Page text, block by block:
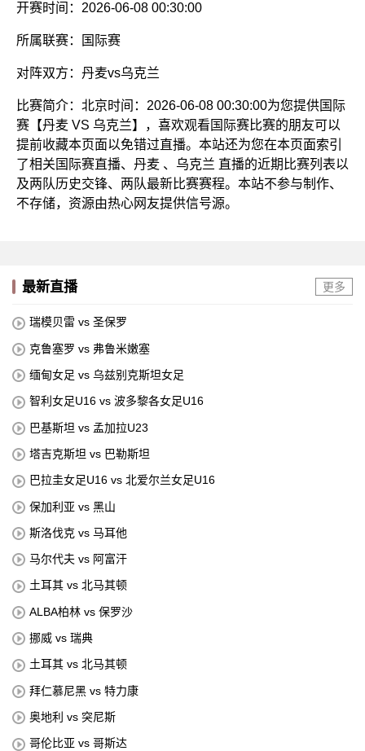
开赛时间：2026-06-08 00:30:00
所属联赛： 国际赛
对阵双方：丹麦vs乌克兰
比赛简介：北京时间：2026-06-08 00:30:00为您提供国际
赛【丹麦 VS 乌克兰】，喜欢观看国际赛比赛的朋友可以
提前收藏本页面以免错过直播。本站还为您在本页面索引
了相关国际赛直播、丹麦 、乌克兰 直播的近期比赛列表以
及两队历史交锋、两队最新比赛赛程。本站不参与制作、
不存储，资源由热心网友提供信号源。
最新直播 更多
瑞模贝雷 vs 圣保罗
克鲁塞罗 vs 弗鲁米嫩塞
缅甸女足 vs 乌兹别克斯坦女足
智利女足U16 vs 波多黎各女足U16
巴基斯坦 vs 孟加拉U23
塔吉克斯坦 vs 巴勒斯坦
巴拉圭女足U16 vs 北爱尔兰女足U16
保加利亚 vs 黑山
斯洛伐克 vs 马耳他
马尔代夫 vs 阿富汗
土耳其 vs 北马其顿
ALBA柏林 vs 保罗沙
挪威 vs 瑞典
土耳其 vs 北马其顿
拜仁慕尼黑 vs 特力康
奥地利 vs 突尼斯
哥伦比亚 vs 哥斯达